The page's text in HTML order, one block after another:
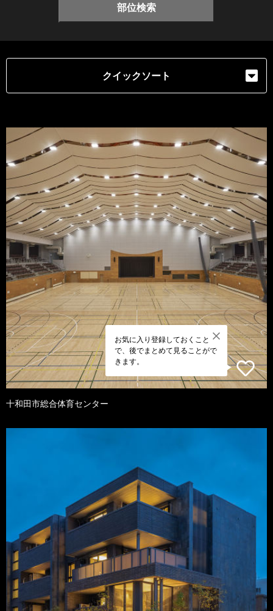
部位検索
クイックソート
お気に入り登録しておくこと
で、後でまとめて見ることがで
きます。
十和田市総合体育センター